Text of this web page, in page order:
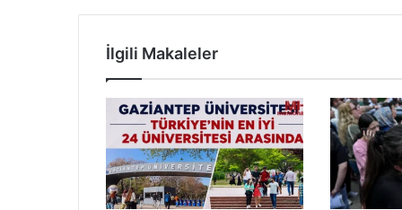
N
e
s
a
D
ö
İlgili Makaleler